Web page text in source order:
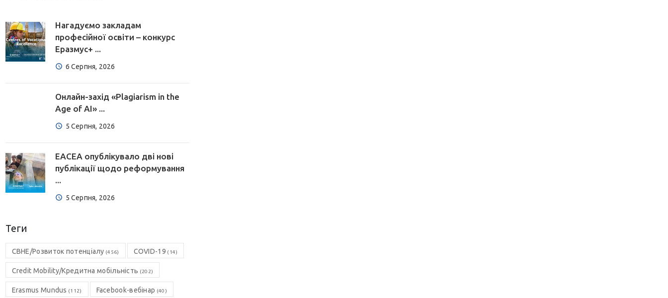
Нагадуємо закладам
професійної освіти – конкурс
Еразмус+ ...
6 Серпня, 2026
Онлайн-захід «Plagiarism in the
Age of AI» ...
5 Серпня, 2026
EACEA опублікувало дві нові
публікації щодо реформування
...
5 Серпня, 2026
Теги
CBHE/Розвиток потенціалу (456) COVID-19 (14)
Credit Mobility/Кредитна мобільність (202)
Erasmus Mundus (112) Facebook-вебінар (40)